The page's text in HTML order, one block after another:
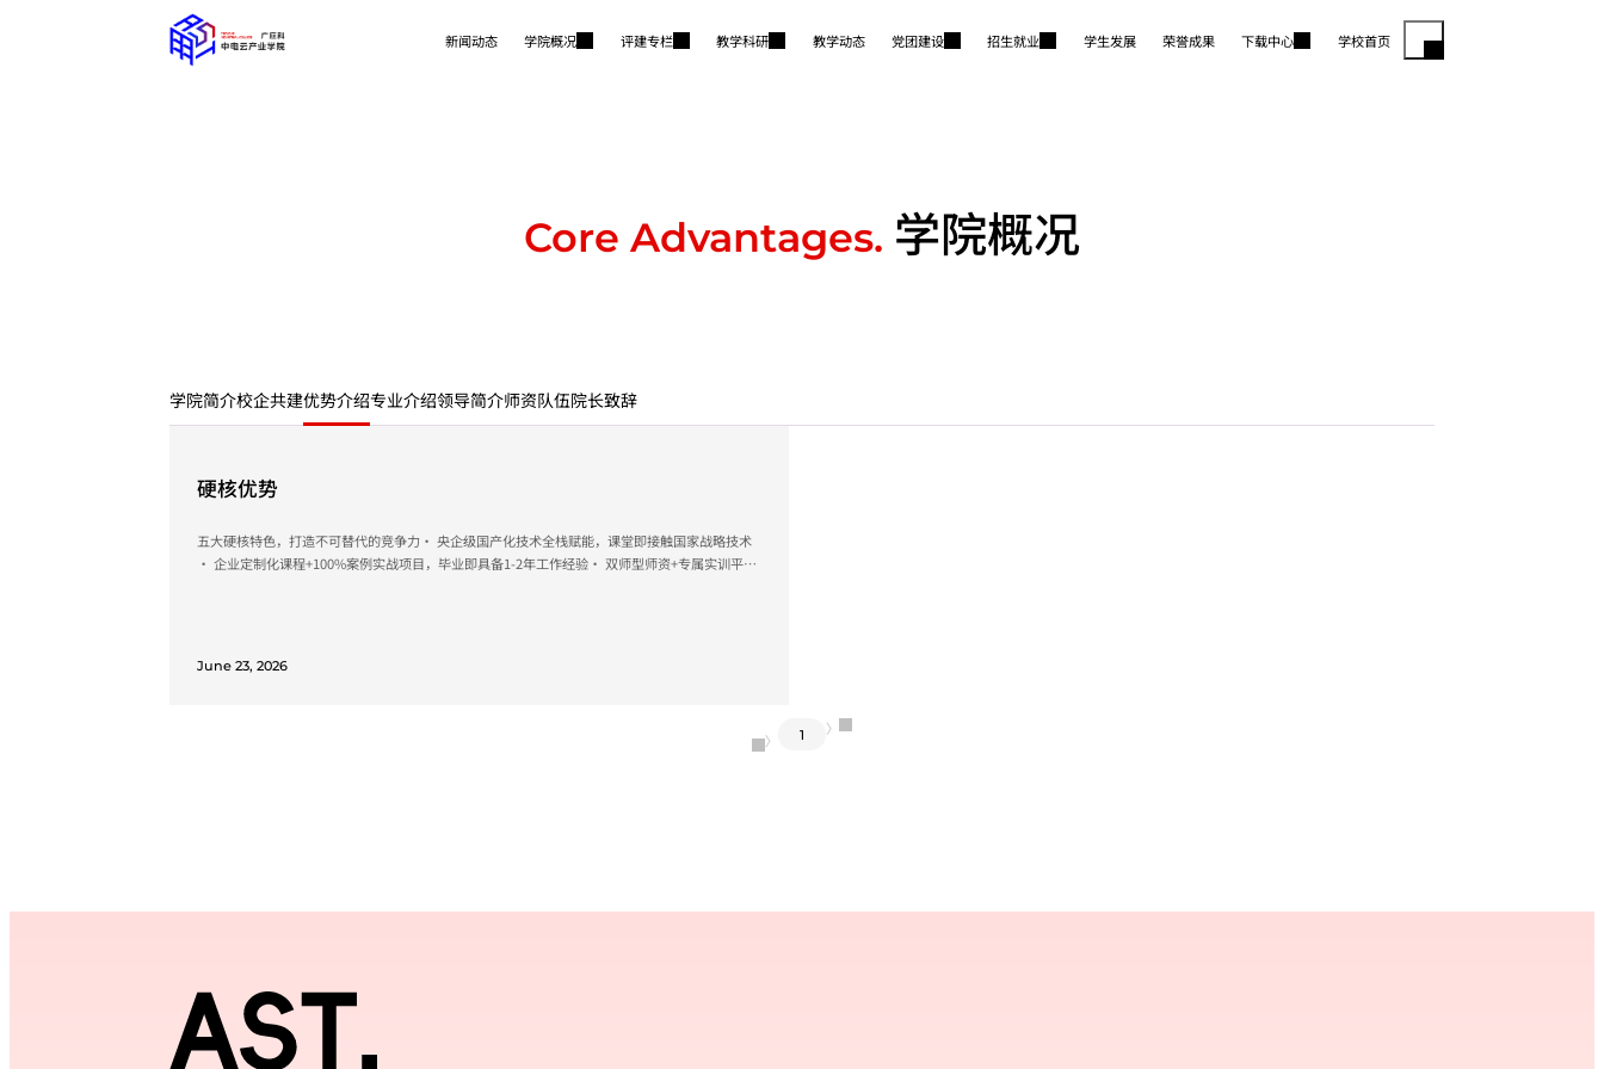
新闻动态 学院概况 评建专栏 教学科研 教学动态 党团建设 招生就业 学生发展 荣誉成果 下载中心 学校首页
Core Advantages. 学院概况
学院简介校企共建优势介绍专业介绍领导简介师资队伍院长致辞
硬核优势
五大硬核特色，打造不可替代的竞争力· 央企级国产化技术全栈赋能，课堂即接触国家战略技术
· 企业定制化课程+100%案例实战项目，毕业即具备1-2年工作经验· 双师型师资+专属实训平
June 23, 2026
〈 1 〉